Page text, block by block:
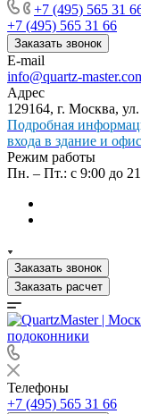
+7 (495) 565 31
+7 (495) 565 31 66
Заказать звонок
E-mail
info@quartz-
Адрес
129164, г. Москва,
Подробная
входа в здание и офис
Режим работы
Пн. – Пт.: с 9:00 до
Заказать звонок
Заказать расчет
Телефоны
+7 (495) 565 31 66